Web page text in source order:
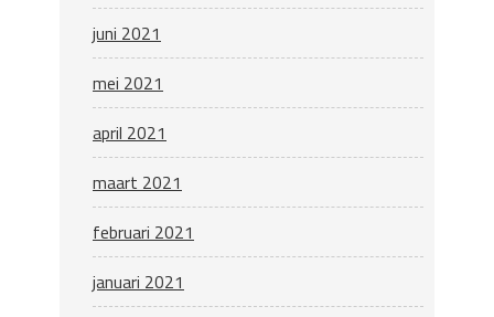
juni 2021
mei 2021
april 2021
maart 2021
februari 2021
januari 2021